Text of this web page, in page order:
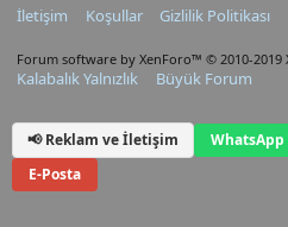
İletişim
Koşullar Gizlilik Politikası
Forum software by XenForo™ © 2010-2019
Kalabalık Yalnızlık Büyük Forum
📢 Reklam ve İletişim WhatsApp
E-Posta